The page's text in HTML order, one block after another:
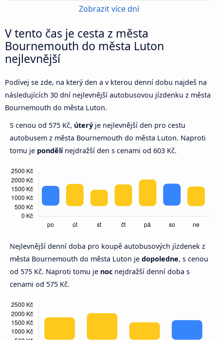
Zobrazit více dní
V tento čas je cesta z města
Bournemouth do města Luton
nejlevnější
Podívej se zde, na který den a v kterou denní dobu najdeš na
následujících 30 dní nejlevnější autobusovou jízdenku z města
Bournemouth do města Luton.
S cenou od 575 Kč, úterý je nejlevnější den pro cestu
autobusem z města Bournemouth do města Luton. Naproti
tomu je pondělínejdražší den s cenami od 603 Kč.
Nejlevnější denní doba pro koupě autobusových jízdenek z
města Bournemouth do města Luton je dopoledne, s cenou
od 575 Kč. Naproti tomu je noc nejdražší denní doba s
cenami od 575 Kč.